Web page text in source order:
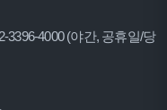
3396-4000 (야간, 공휴일/당